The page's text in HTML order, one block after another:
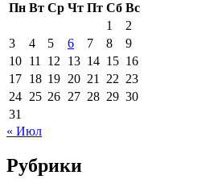
Пн Вт Ср Чт Пт Сб Вс
1
2
3
4 5 6 7 8
9
10 11 12 13 14 15 16
17 18 19 20 21 22 23
24 25 26 27 28 29 30
31
« Июл
Рубрики